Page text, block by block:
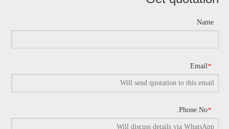
Name
*
Email
*
Phone No.